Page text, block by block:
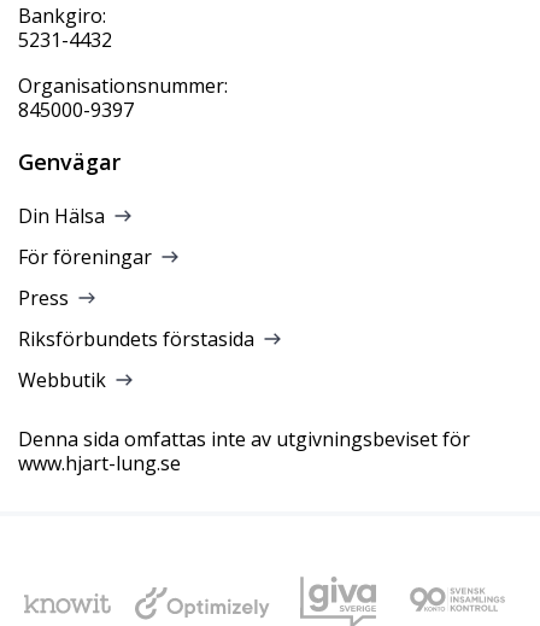
Bankgiro:
5231-4432
Organisationsnummer:
845000-9397
Genvägar
Din Hälsa
För föreningar
Press
Riksförbundets förstasida
Webbutik
Denna sida omfattas inte av utgivningsbeviset för
www.hjart-lung.se